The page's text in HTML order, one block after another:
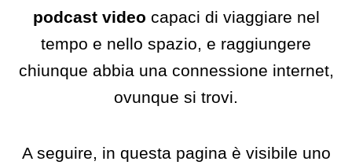
podcast video capaci di viaggiare nel
tempo e nello spazio, e raggiungere
chiunque abbia una connessione internet,
ovunque si trovi.
A seguire, in questa pagina è visibile uno